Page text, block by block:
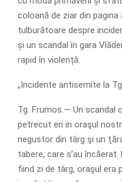
coloană de ziar din
tulburătoare despre
și un scandal în gara
rapid în violență.
„Incidente antisemite la
Tg. Frumos.— Un scandal
petrecut eri in oraşul
negustor din târg şi un
tabere, care s’au
fiind zi de târg, oraşul era